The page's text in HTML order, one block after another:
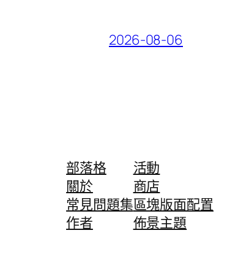
2026-08-06
部落格
關於
常見問題集
作者
活動
商店
區塊版面配置
佈景主題